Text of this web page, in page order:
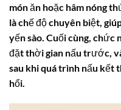
món ăn hoặc hâm nóng
là chế độ chuyên biệt,
yến sào. Cuối cùng, chức
đặt thời gian nấu trước,
sau khi quá trình nấu kết
hổi.